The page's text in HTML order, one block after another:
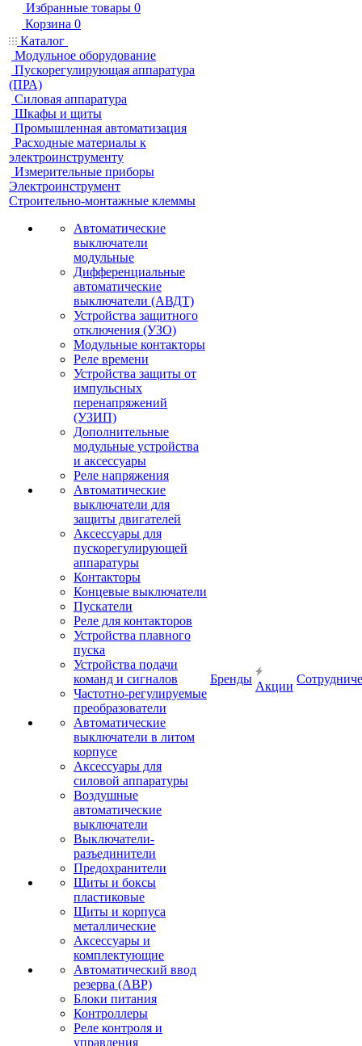
Избранные товары 0
Корзина 0
Каталог
Модульное оборудование
Пускорегулирующая аппаратура
(ПРА)
Силовая аппаратура
Шкафы и щиты
Промышленная автоматизация
Расходные материалы к
электроинструменту
Измерительные приборы
Электроинструмент
Строительно-монтажные клеммы
Автоматические
выключатели
модульные
Дифференциальные
автоматические
выключатели (АВДТ)
Устройства защитного
отключения (УЗО)
Модульные контакторы
Реле времени
Устройства защиты от
импульсных
перенапряжений
(УЗИП)
Дополнительные
модульные устройства
и аксессуары
Реле напряжения
Автоматические
выключатели для
защиты двигателей
Аксессуары для
пускорегулирующей
аппаратуры
Контакторы
Концевые выключатели
Пускатели
Реле для контакторов
Устройства плавного
пуска
Устройства подачи
команд и сигналов
Частотно-регулируемые
преобразователи
Автоматические
выключатели в литом
корпусе
Аксессуары для
силовой аппаратуры
Воздушные
автоматические
выключатели
Выключатели-
разъединители
Предохранители
Щиты и боксы
пластиковые
Щиты и корпуса
металлические
Аксессуары и
комплектующие
Автоматический ввод
резерва (АВР)
Блоки питания
Контроллеры
Реле контроля и
управления
Бренды
Акции